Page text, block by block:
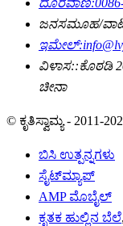
ದೂರವಾಣಿ:
ಜನಸಮೂಹ/
ಇಮೇಲ್:
ವಿಳಾಸ::ಕೊಠಡಿ
ಚೀನಾ
© ಕೃತಿಸ್ವಾಮ್ಯ - 2011-
ಬಿಸಿ ಉತ್ಪನ್ನಗಳು
ಸೈಟ್‌ಮ್ಯಾಪ್
AMP ಮೊಬೈಲ್
ಕೃತಕ ಹುಲ್ಲಿನ ಬೆಲೆ,